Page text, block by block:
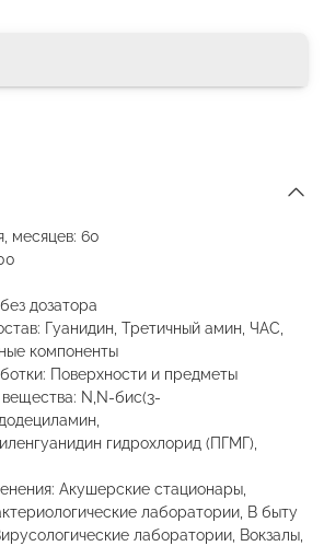
месяцев: 60
дозатора
Гуанидин, Третичный амин, ЧАС,
компоненты
Поверхности и предметы
N,N-бис(3-
гидрохлорид (ПГМГ),
Акушерские стационары,
лаборатории, В быту
лаборатории, Вокзалы,